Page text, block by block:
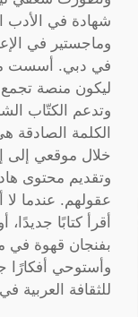
شهادة في الأدب
وماجستير في
في دبي. أسست
ليكون منصة تجمع
وتدعم الكتّاب
الكلمة الصادقة
خلال موقعي إلى
وتقديم محتوى
عقولهم. عندما لا
أقرأ كتابًا
بفنجان قهوة في
وأستوحي أفكارًا
للثقافة العربية